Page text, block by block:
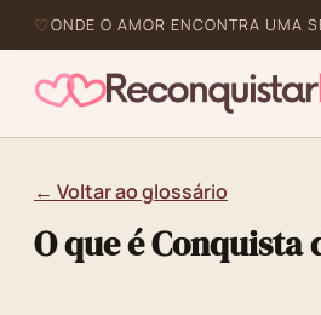
ONDE O AMOR ENCONTRA UMA
← Voltar ao glossário
O que é Conquista